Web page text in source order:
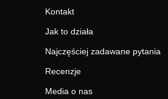
Kontakt
Jak to działa
Najczęściej zadawane pytania
Recenzje
Media o nas